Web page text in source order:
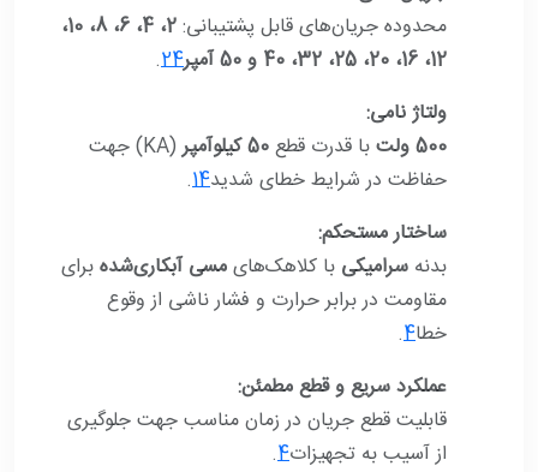
محدوده جریان‌های قابل پشتیبانی:
2، 4، 6، 8، 10،
12، 16، 20، 25، 32، 40 و 50 آمپر
24
.
ولتاژ نامی:
500 ولت
با قدرت قطع50 کیلوآمپر
(KA) جهت
حفاظت در شرایط خطای شدید 14
.
ساختار مستحکم:
بدنه سرامیکی با کلاهک‌هایمسی آبکاری‌شدهبرای
مقاومت در برابر حرارت و فشار ناشی از وقوع
خطا4
.
عملکرد سریع و قطع مطمئن:
قابلیت قطع جریان در زمان مناسب جهت جلوگیری
از آسیب به تجهیزات4
.